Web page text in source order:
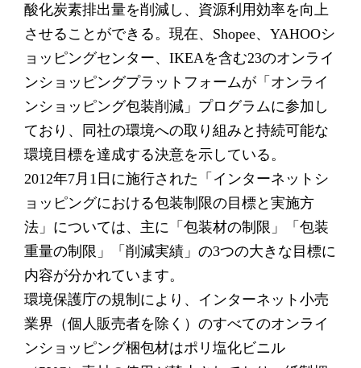
酸化炭素排出量を削減し、資源利用効率を向上
させることができる。現在、Shopee、YAHOOシ
ョッピングセンター、IKEAを含む23のオンライ
ンショッピングプラットフォームが「オンライ
ンショッピング包装削減」プログラムに参加し
ており、同社の環境への取り組みと持続可能な
環境目標を達成する決意を示している。
2012年7月1日に施行された「インターネットシ
ョッピングにおける包装制限の目標と実施方
法」については、主に「包装材の制限」「包装
重量の制限」「削減実績」の3つの大きな目標に
内容が分かれています。
環境保護庁の規制により、インターネット小売
業界（個人販売者を除く）のすべてのオンライ
ンショッピング梱包材はポリ塩化ビニル